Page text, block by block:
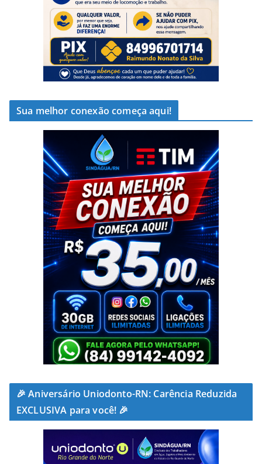
Sua melhor conexão começa aqui!
🎉 Aniversário Uniodonto-RN: Carência Reduzida
EXCLUSIVA para você! 🎉